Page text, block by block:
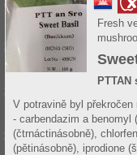
Fresh
PTTAN
V potravině byl
- carbendazim a benomyl
(čtrnáctinásobně),
(pětinásobně), iprodione